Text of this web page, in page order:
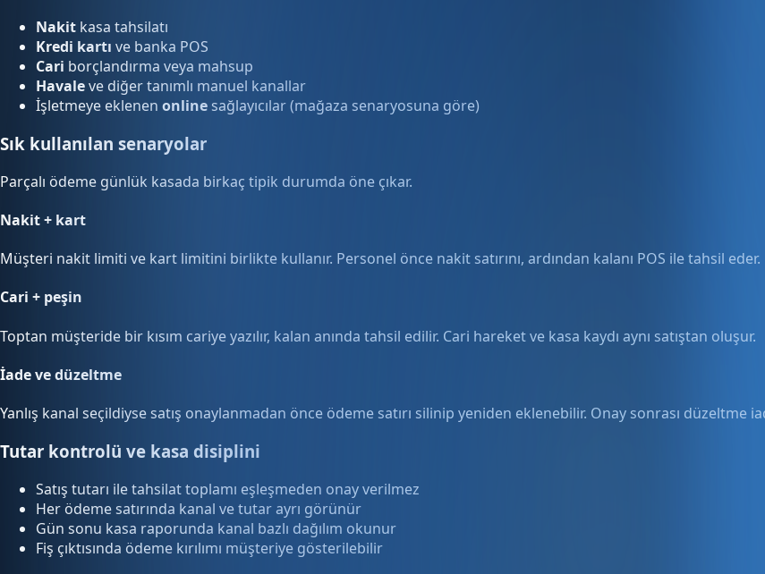
Nakit kasa tahsilatı
Kredi kartı ve banka POS
Cari borçlandırma veya mahsup
Havaleve diğer tanımlı manuel kanallar
İşletmeye eklenen online sağlayıcılar (mağaza senaryosuna göre)
Sık kullanılan senaryolar
Parçalı ödeme günlük kasada birkaç tipik durumda öne çıkar.
Nakit + kart
Müşteri nakit limiti ve kart limitini birlikte kullanır. Personel önce nakit satırını, ardından kalanı POS ile tahsil eder.
Cari + peşin
Toptan müşteride bir kısım cariye yazılır, kalan anında tahsil edilir. Cari hareket ve kasa kaydı aynı satıştan oluşur.
İade ve düzeltme
Yanlış kanal seçildiyse satış onaylanmadan önce ödeme satırı silinip yeniden eklenebilir. Onay sonrası düzeltme
Tutar kontrolü ve kasa disiplini
Satış tutarı ile tahsilat toplamı eşleşmeden onay verilmez
Her ödeme satırında kanal ve tutar ayrı görünür
Gün sonu kasa raporunda kanal bazlı dağılım okunur
Fiş çıktısında ödeme kırılımı müşteriye gösterilebilir